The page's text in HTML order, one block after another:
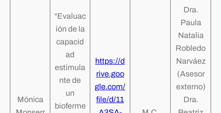
Mónica
“Evaluac
ión de la
capacid
ad
estimula
nte de
un
bioferme
https://d
rive.goo
gle.com/
file/d/11
Dra.
Paula
Natalia
Robledo
Narváez
(Asesor
externo)
Dra.